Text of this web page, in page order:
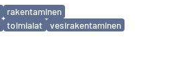
rakentaminen
toimialat
vesirakentaminen